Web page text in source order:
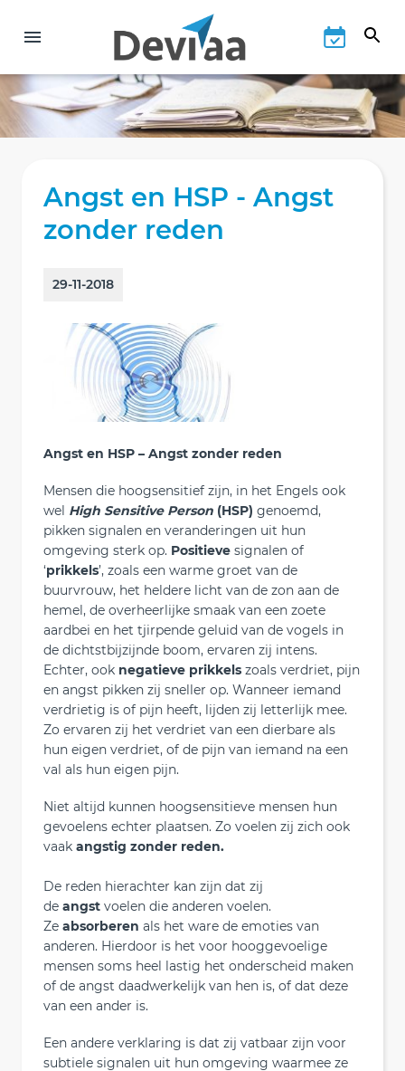
Angst en HSP - Angst
zonder reden
29-11-2018
Angst en HSP – Angst zonder reden
Mensen die hoogsensitief zijn, in het Engels ook
wel High Sensitive Person (HSP) genoemd,
pikken signalen en veranderingen uit hun
omgeving sterk op. Positieve signalen of
‘prikkels’, zoals een warme groet van de
buurvrouw, het heldere licht van de zon aan de
hemel, de overheerlijke smaak van een zoete
aardbei en het tjirpende geluid van de vogels in
de dichtstbijzijnde boom, ervaren zij intens.
Echter, ook negatieve prikkels zoals verdriet, pijn
en angst pikken zij sneller op. Wanneer iemand
verdrietig is of pijn heeft, lijden zij letterlijk mee.
Zo ervaren zij het verdriet van een dierbare als
hun eigen verdriet, of de pijn van iemand na een
val als hun eigen pijn.
Niet altijd kunnen hoogsensitieve mensen hun
gevoelens echter plaatsen. Zo voelen zij zich ook
vaak angstig zonder reden.
De reden hierachter kan zijn dat zij
de angst voelen die anderen voelen.
Ze absorberen als het ware de emoties van
anderen. Hierdoor is het voor hooggevoelige
mensen soms heel lastig het onderscheid maken
of de angst daadwerkelijk van hen is, of dat deze
van een ander is.
Een andere verklaring is dat zij vatbaar zijn voor
subtiele signalen uit hun omgeving waarmee ze